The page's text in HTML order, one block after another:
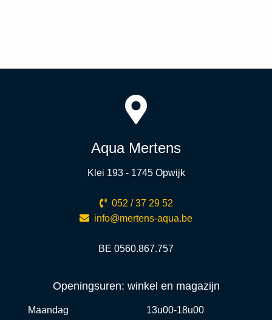
Aqua Mertens
Klei 193 - 1745 Opwijk
052 / 37 29 52
info@mertens-aqua.be
BE 0560.867.757
Openingsuren: winkel en magazijn
Maandag 13u00-18u00